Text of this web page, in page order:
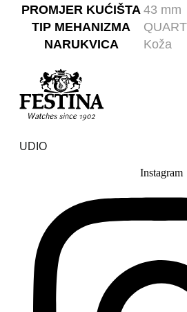
PROMJER KUĆIŠTA 43 mm
TIP MEHANIZMA
NARUKVICA
Koža
UDIO
Instagram